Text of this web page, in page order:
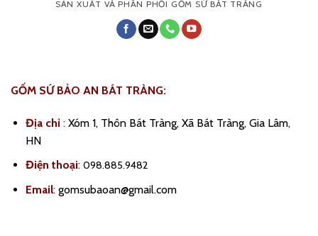
SẢN XUẤT VÀ PHÂN PHỐI GỐM SỨ BÁT TRÀNG
GỐM SỨ BẢO AN BÁT TRÀNG:
Địa chỉ :Xóm 1, Thôn Bát Tràng, Xã Bát Tràng, Gia Lâm,
HN
Điện thoại: 098.885.9482
Email:gomsubaoan@gmail.com